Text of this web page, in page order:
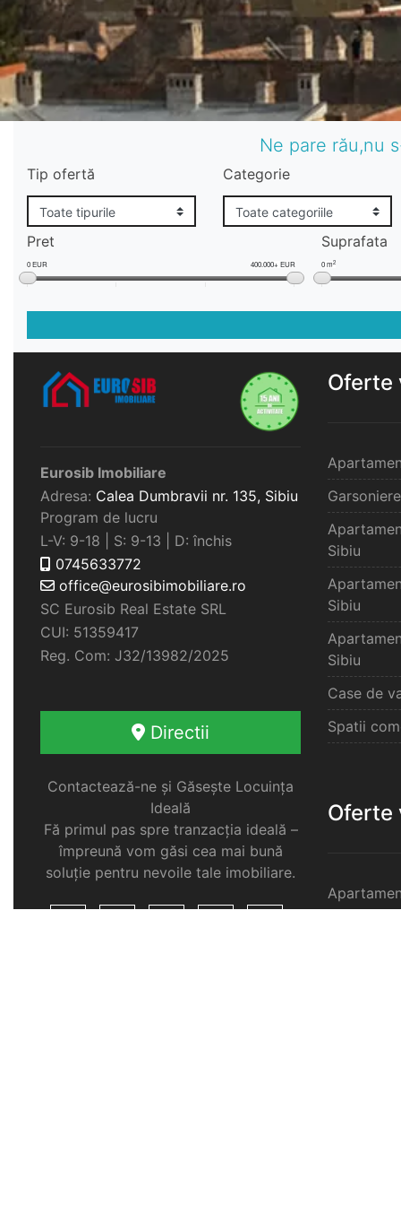
Ne pare rău,nu
Tip ofertă Categorie
Pret
0 EUR 400.000+ EUR
Suprafata
0 m2
Eurosib Imobiliare
Adresa: Calea Dumbravii nr. 135, Sibiu
Program de lucru
L-V: 9-18 | S: 9-13 | D: închis
0745633772
office@eurosibimobiliare.ro
SC Eurosib Real Estate SRL
CUI: 51359417
Reg. Com: J32/13982/2025
Directii
Contactează-ne și Găsește Locuința
Ideală
Fă primul pas spre tranzacția ideală –
împreună vom găsi cea mai bună
soluție pentru nevoile tale imobiliare.
Oferte
Sibiu
Sibiu
Sibiu
Case de
Spatii
Oferte